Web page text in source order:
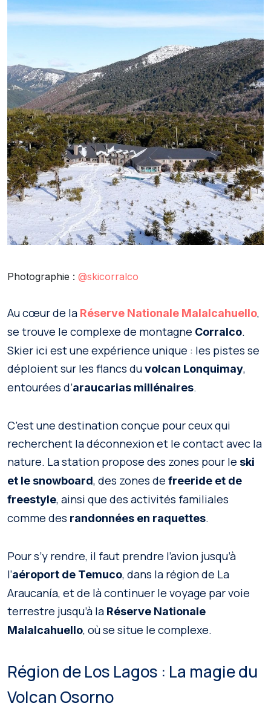
Photographie : @skicorralco
Au cœur de la Réserve Nationale Malalcahuello,
se trouve le complexe de montagne Corralco.
Skier ici est une expérience unique : les pistes se
déploient sur les flancs duvolcan Lonquimay,
entourées d’araucarias millénaires.
C’est une destination conçue pour ceux qui
recherchent la déconnexion et le contact avec la
nature. La station propose des zones pour le ski
et le snowboard, des zones de freeride et de
freestyle, ainsi que des activités familiales
comme des randonnées en raquettes.
Pour s’y rendre, il faut prendre l’avion jusqu’à
l’aéroport de Temuco, dans la région de La
Araucanía, et de là continuer le voyage par voie
terrestre jusqu’à la Réserve Nationale
Malalcahuello, où se situe le complexe.
Région de Los Lagos : La magie du
Volcan Osorno